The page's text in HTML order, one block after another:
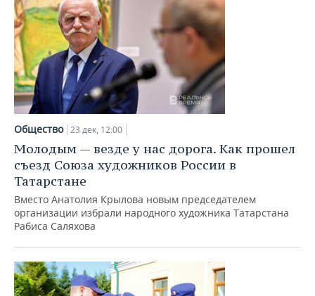
Общество 23 дек, 12:00
Молодым — везде у нас дорога. Как прошел
съезд Союза художников России в
Татарстане
Вместо Анатолия Крылова новым председателем
организации избрали народного художника Татарстана
Рабиса Саляхова